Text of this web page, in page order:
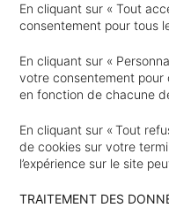
En cliquant sur « Tout
consentement pour tous
En cliquant sur «
votre consentement
en fonction de chacune
En cliquant sur « Tout
de cookies sur votre
l’expérience sur le site
TRAITEMENT DES